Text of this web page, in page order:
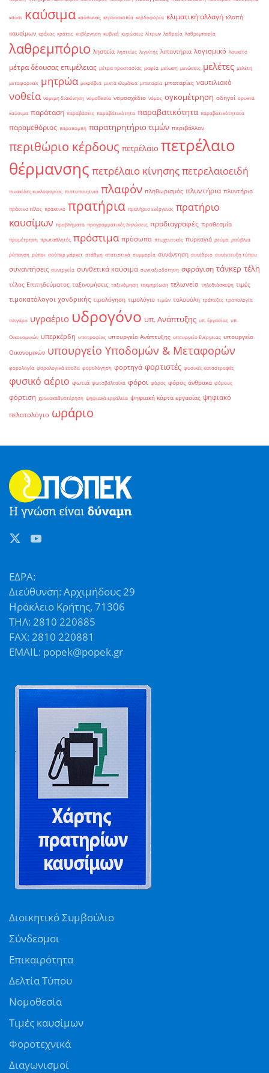
καύσι καύσιμα καύσωνας κερδοσκοπία κερδοφορία κλιματική αλλαγή κλοπή
καυσίμων κράνος κράτος κυβέρνηση κυβικά κυρώσεις λίτρων λαθραία λαθρεμπορία
λαθρεμπόριο ληστεία ληστείες λιγνίτης λιπαντήρια λογισμικό λουκέτο
μέτρα δέουσας επιμέλειας μέτρα προστασίας μαφία μείωση μειώσεις μελέτες μελέτη
μεταφορικές μητρώα μικρόβια μικτά κλιμάκια μπαταρία μπαταρίες ναυτιλιακό
νοθεία νομιμη διακίνηση νομοθεσία νομοσχέδιο νόμος ογκομέτρηση οδηγοί ορυκτά
καύσιμα παράταση παραβάσεις παραβάτικότητα παραβατικότητα παραβατικότητατα
παραμεθόριος παραπομπή παρατηρητήριο τιμών περιβάλλον
περιθώριο κέρδους πετρέλαιο πετρέλαιο
θέρμανσης πετρέλαιο κίνησηςπετρελαιοειδή
πινακίδες κυκλοφορίας πιστοποιητικά πλαφόν πληθωρισμός πλυντήρια πλυντήριο
πράσινο τέλος πρακτικό πρατήρια πρατήριο ενέργειας πρατήριο
καυσίμων προβλήματα προγραμματικές δηλώσεις προδιαγραφές προθεσμία
προμέτρηση πρωταθλητές πρόστιμα πρόσωπα πτωχευτικός πυρκαγιά ρεύμα ρούβλια
ρύπανση ρύποι σούπερ μάρκετ στάθμη στατιστικά συμμορία συνάντηση συνέδριο συνέντευξη τύπου
συναντήσεις συνεργεία συνθετικά καύσιμα συνταξιοδότηση σφράγιση τάνκερ τέλη
τέλος Επιτηδεύματος ταξινομήσεις ταξινόμηση τεκμηρίωση τελωνείο τηλεδιάσκεψη τιμές
τιμοκατάλογοι χονδρικής τιμολόγηση τιμολόγιο τιμών τολουόλη τράπεζες τροπολογία
τσιγάρο υγραέριο υδρογόνο υπ. Ανάπτυξης υπ. Εργασίας υπ.
Οικονομικών υπερκέρδη υποτροφίες υπουργείο Ανάπτυξης υπουργείο Ενέργειας υπουργείο
Οικονομικών υπουργείο Υποδομών & Μεταφορών
φορολογία φορολογικά έσοδα φορολόγηση φορτηγά φορτιστές φυσικές καταστροφές
φυσικό αέριο φωτιά φωτοβολταϊκά φόροι φόρος φόρος άνθρακα φόρους
φόρτιση χρονοκαθυστέρηση ψηφιακά εργαλεία ψηφιακή κάρτα εργασίας ψηφιακό
πελατολόγιο ωράριο
ΕΔΡΑ:
Διεύθυνση: Αρχιμήδους 29
Ηράκλειο Κρήτης, 71306
ΤΗΛ: 2810 220885
FAX: 2810 220881
EMAIL: popek@popek.gr
Διοικητικό Συμβούλιο
Σύνδεσμοι
Επικαιρότητα
Δελτία Τύπου
Νομοθεσία
Τιμές καυσίμων
Φοροτεχνικά
Διαγωνισμοί